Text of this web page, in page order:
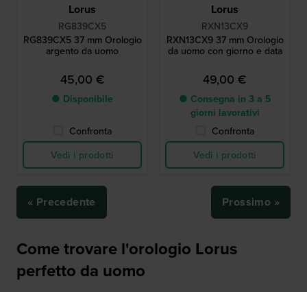
Lorus
RG839CX5
RG839CX5 37 mm Orologio
argento da uomo
45,00 €
● Disponibile
Confronta
Vedi i prodotti
Lorus
RXN13CX9
RXN13CX9 37 mm Orologio
da uomo con giorno e data
49,00 €
● Consegna in 3 a 5
giorni lavorativi
Confronta
Vedi i prodotti
« Precedente Prossimo »
Come trovare l'orologio Lorus
perfetto da uomo